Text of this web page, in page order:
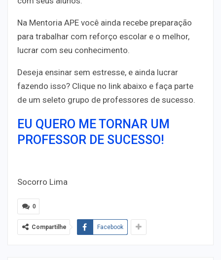
Na Mentoria APE você ainda recebe preparação
para trabalhar com reforço escolar e o melhor,
lucrar com seu conhecimento.
Deseja ensinar sem estresse, e ainda lucrar
fazendo isso? Clique no link abaixo e faça parte
de um seleto grupo de professores de sucesso.
EU QUERO ME TORNAR UM
PROFESSOR DE SUCESSO!
Socorro Lima
0
Compartilhe Facebook